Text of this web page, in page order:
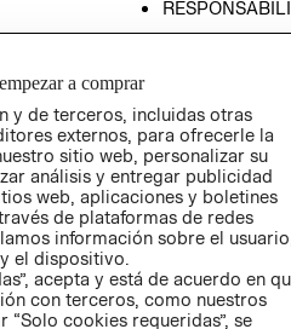
RELACIÓN
POLÍTICA
a comprar
y de terceros, incluidas otras
externos, para ofrecerle la
sitio web, personalizar su
análisis y entregar publicidad
web, aplicaciones y boletines
de plataformas de redes
información sobre el usuario,
el dispositivo.
acepta y está de acuerdo en
con terceros, como nuestros
cookies requeridas”, se